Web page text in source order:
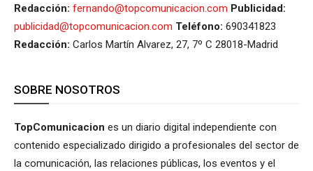
Redacción: fernando@topcomunicacion.com Publicidad:
publicidad@topcomunicacion.com Teléfono: 690341823
Redacción: Carlos Martín Alvarez, 27, 7º C 28018-Madrid
SOBRE NOSOTROS
TopComunicacion es un diario digital independiente con
contenido especializado dirigido a profesionales del sector de
la comunicación, las relaciones públicas, los eventos y el